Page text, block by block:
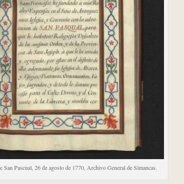
Pascual, 26 de agosto de 1770, Archivo General de Simancas.